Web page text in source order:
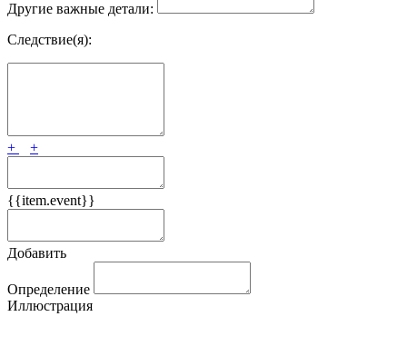
Другие важные детали:
Следствие(я):
+ +
{{item.event}}
Добавить
Определение
Иллюстрация